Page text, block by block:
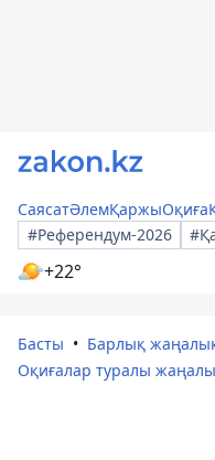
СаясатӘлемҚаржыОқиға
#Референдум-2026
+22°
Басты
Барлық
Оқиғалар туралы